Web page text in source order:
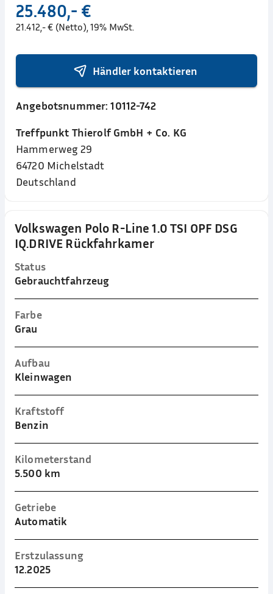
Volkswagen Polo R-Line 1.0 TSI OPF DSG
IQ.DRIVE Rückfahrkamer
Status
Gebrauchtfahrzeug
Farbe
Grau
Aufbau
Kleinwagen
Kraftstoff
Benzin
Kilometerstand
5.500 km
Getriebe
Automatik
Erstzulassung
12.2025
25.480,- €
21.412,- € (Netto), 19% MwSt.
Händler kontaktieren
Angebotsnummer:10112-742
Treffpunkt Thierolf GmbH + Co. KG
Hammerweg 29
64720 Michelstadt
Deutschland